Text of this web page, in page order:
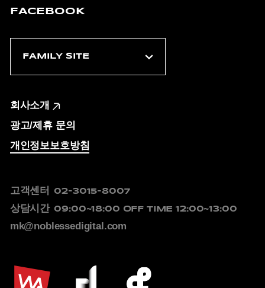
FACEBOOK
회사소개
광고/제휴 문의
개인정보보호방침
고객센터 02-3015-8007
상담시간 09:00~18:00 OFF TIME 12:00~13:00
mk@noblessedigital.com